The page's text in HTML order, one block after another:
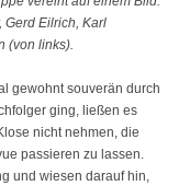
Gerd Eilrich, Karl
(von links).
gewohnt souverän durch
ging, ließen es
nicht nehmen, die
passieren zu lassen.
und wiesen darauf hin,